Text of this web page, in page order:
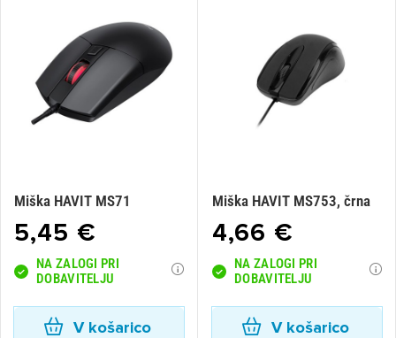
Miška HAVIT MS71
5,45 €
NA ZALOGI PRI
DOBAVITELJU
V košarico
Miška HAVIT MS753, črna
4,66 €
NA ZALOGI PRI
DOBAVITELJU
V košarico
Prijava
Za dodajanje na seznam želja morate biti prijavljeni.